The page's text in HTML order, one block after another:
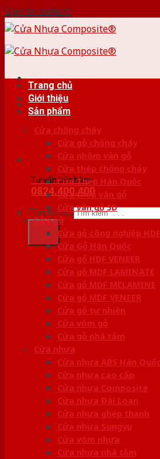
Skip to content
Tư vấn bán hàng
0824.400.400
Tìm kiếm:
Trang chủ
Giới thiệu
Sản phẩm
Cửa chống cháy
Cửa gỗ chống cháy
Cửa nhôm vân gỗ
Cửa thép chống cháy
Cửa Thép Hàn Quốc
Cửa thép vân gỗ
Cửa vân gỗ 5D
Cửa gỗ
Cửa gỗ công nghiệp HDF
Cửa Gỗ Hàn Quốc
Cửa gỗ HDF VENEER
Cửa gỗ MDF LAMINATE
Cửa gỗ MDF MELAMINE
Cửa gỗ MDF VENEER
Cửa gỗ tự nhiên
Cửa vòm gỗ
Cửa gỗ nhà tắm
Cửa nhựa
Cửa nhựa ABS Hàn Quốc
Cửa nhựa cao cấp
Cửa nhựa Composite
Cửa nhựa Đài Loan
Cửa nhựa ghép thanh
Cửa nhựa Sungyu
Cửa vòm nhựa
Cửa nhựa nhà tắm